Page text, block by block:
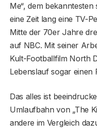
Me“, dem
eine Zeit lang eine TV-
Mitte der 70er Jahre
auf NBC. Mit seiner
Kult-Footballfilm North
Lebenslauf sogar einen
Das alles ist
Umlaufbahn von „The
andere im Vergleich